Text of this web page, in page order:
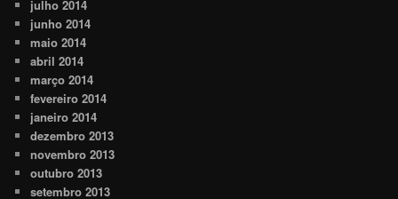
julho 2014
junho 2014
maio 2014
abril 2014
março 2014
fevereiro 2014
janeiro 2014
dezembro 2013
novembro 2013
outubro 2013
setembro 2013